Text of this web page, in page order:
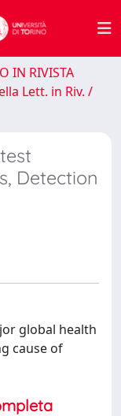
IN RIVISTA
Lett. in Riv. /
Detection
global health
cause of